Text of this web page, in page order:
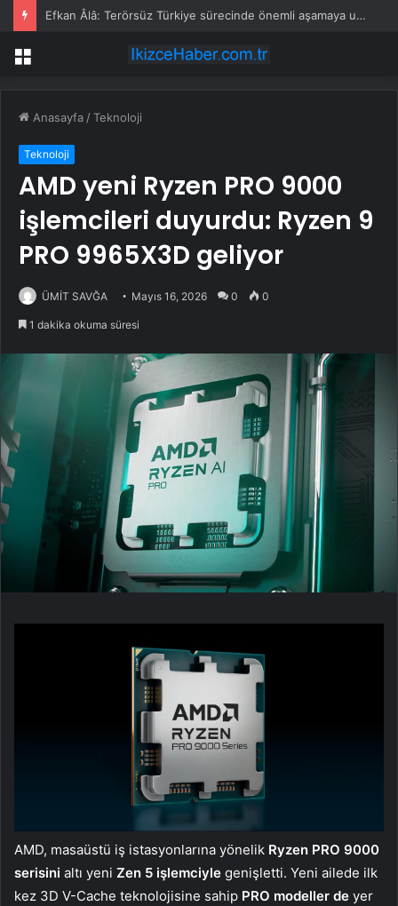
Efkan Âlâ: Terörsüz Türkiye sürecinde önemli aşamaya ulaşıldı
Menü
Anasayfa /Teknoloji
Teknoloji
AMD yeni Ryzen PRO 9000
işlemcileri duyurdu: Ryzen 9
PRO 9965X3D geliyor
ÜMİT SAVĞA Mayıs 16, 2026 0 0
1 dakika okuma süresi
AMD, masaüstü iş istasyonlarına yönelik Ryzen PRO 9000
serisini altı yeni Zen 5 işlemciyle genişletti. Yeni ailede ilk
kez 3D V-Cache teknolojisine sahip PRO modeller de yer